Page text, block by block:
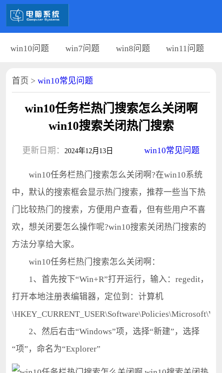
win10问题 win7问题 win8问题 win11问题
首页 > win10常见问题
win10任务栏热门搜索怎么关闭啊
win10搜索关闭热门搜索
更新日期： 2024年12月13日 win10常见问题
win10任务栏热门搜索怎么关闭啊?在win10系统
中，默认的搜索框会显示热门搜索，推荐一些当下热
门比较热门的搜索，方便用户查看，但有些用户不喜
欢，想关闭要怎么操作呢?win10搜索关闭热门搜索的
方法分享给大家。
win10任务栏热门搜索怎么关闭啊：
1、首先按下“Win+R”打开运行，输入：regedit，
打开本地注册表编辑器，定位到：计算机
2、然后右击“Windows”项，选择“新建”，选择
“项”，命名为“Explorer”